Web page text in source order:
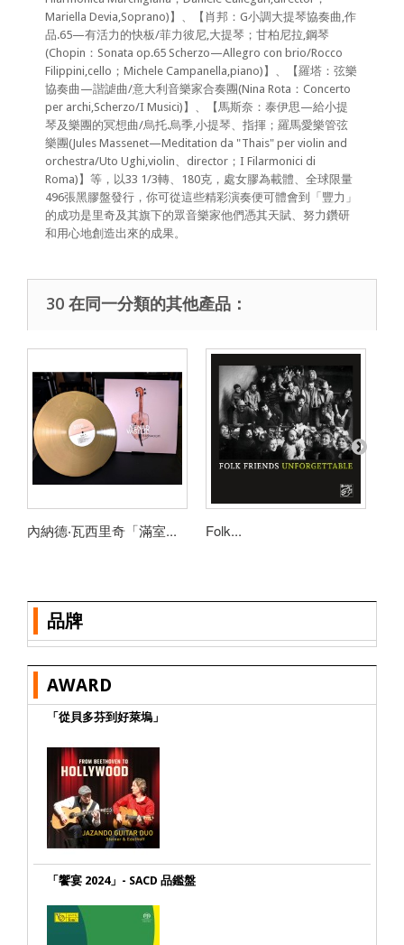
Mariella Devia,Soprano)】、【肖邦：G小調大提琴協奏曲,作
品.65—有活力的快板/菲力彼尼,大提琴；甘柏尼拉,鋼琴
(Chopin：Sonata op.65 Scherzo—Allegro con brio/Rocco
Filippini,cello；Michele Campanella,piano)】、【羅塔：弦樂
協奏曲—諧謔曲/意大利音樂家合奏團(Nina Rota：Concerto
per archi,Scherzo/I Musici)】、【馬斯奈：泰伊思—給小提
琴及樂團的冥想曲/烏托.烏季,小提琴、指揮；羅馬愛樂管弦
樂團(Jules Massenet—Meditation da "Thais" per violin and
orchestra/Uto Ughi,violin、director；I Filarmonici di
Roma)】等，以33 1/3轉、180克，處女膠為載體、全球限量
496張黑膠盤發行，你可從這些精彩演奏便可體會到「豐力」
的成功是里奇及其旗下的眾音樂家他們憑其天賦、努力鑽研
和用心地創造出來的成果。
30 在同一分類的其他產品：
內納德‧瓦西里奇「滿室... Folk...
品牌
AWARD
「從貝多芬到好萊塢」
「饗宴 2024」- SACD 品鑑盤